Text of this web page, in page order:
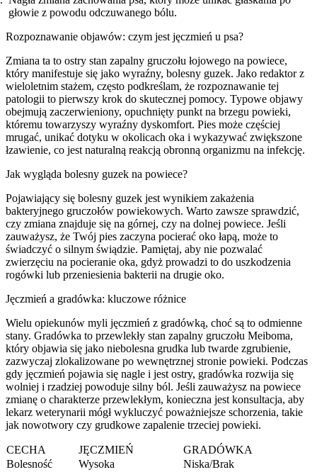
głowie z powodu odczuwanego bólu.
Rozpoznawanie objawów: czym jest jęczmień u psa?
Zmiana ta to ostry stan zapalny gruczołu łojowego na powiece,
który manifestuje się jako wyraźny, bolesny guzek. Jako redaktor z
wieloletnim stażem, często podkreślam, że rozpoznawanie tej
patologii to pierwszy krok do skutecznej pomocy. Typowe objawy
obejmują zaczerwieniony, opuchnięty punkt na brzegu powieki,
któremu towarzyszy wyraźny dyskomfort. Pies może częściej
mrugać, unikać dotyku w okolicach oka i wykazywać zwiększone
łzawienie, co jest naturalną reakcją obronną organizmu na infekcję.
Jak wygląda bolesny guzek na powiece?
Pojawiający się bolesny guzek jest wynikiem zakażenia
bakteryjnego gruczołów powiekowych. Warto zawsze sprawdzić,
czy zmiana znajduje się na górnej, czy na dolnej powiece. Jeśli
zauważysz, że Twój pies zaczyna pocierać oko łapą, może to
świadczyć o silnym świądzie. Pamiętaj, aby nie pozwalać
zwierzęciu na pocieranie oka, gdyż prowadzi to do uszkodzenia
rogówki lub przeniesienia bakterii na drugie oko.
Jęczmień a gradówka: kluczowe różnice
Wielu opiekunów myli jęczmień z gradówką, choć są to odmienne
stany. Gradówka to przewlekły stan zapalny gruczołu Meiboma,
który objawia się jako niebolesna grudka lub twarde zgrubienie,
zazwyczaj zlokalizowane po wewnętrznej stronie powieki. Podczas
gdy jęczmień pojawia się nagle i jest ostry, gradówka rozwija się
wolniej i rzadziej powoduje silny ból. Jeśli zauważysz na powiece
zmianę o charakterze przewlekłym, konieczna jest konsultacja, aby
lekarz weterynarii mógł wykluczyć poważniejsze schorzenia, takie
jak nowotwory czy grudkowe zapalenie trzeciej powieki.
CECHA JĘCZMIEŃ
GRADÓWKA
Bolesność
Wysoka
Niska/Brak